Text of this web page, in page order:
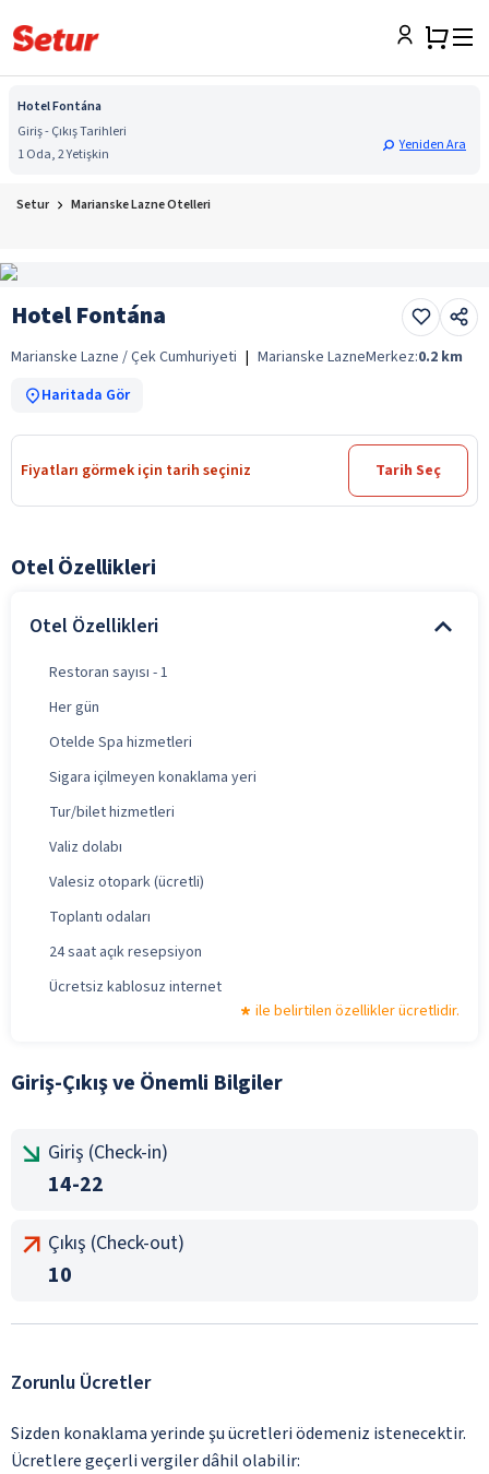
Hotel Fontána
Giriş - Çıkış Tarihleri
1 Oda, 2 Yetişkin
Yeniden Ara
Setur Marianske Lazne Otelleri
Hotel Fontána
Marianske Lazne / Çek Cumhuriyeti | Marianske LazneMerkez:0.2 km
Haritada Gör
Fiyatları görmek için tarih seçiniz Tarih Seç
Otel Özellikleri
Otel Özellikleri
Restoran sayısı - 1
Her gün
Otelde Spa hizmetleri
Sigara içilmeyen konaklama yeri
Tur/bilet hizmetleri
Valiz dolabı
Valesiz otopark (ücretli)
Toplantı odaları
24 saat açık resepsiyon
Ücretsiz kablosuz internet
ile belirtilen özellikler ücretlidir.
Giriş-Çıkış ve Önemli Bilgiler
Giriş (Check-in)
14-22
Çıkış (Check-out)
10
Zorunlu Ücretler
Sizden konaklama yerinde şu ücretleri ödemeniz istenecektir.
Ücretlere geçerli vergiler dâhil olabilir: